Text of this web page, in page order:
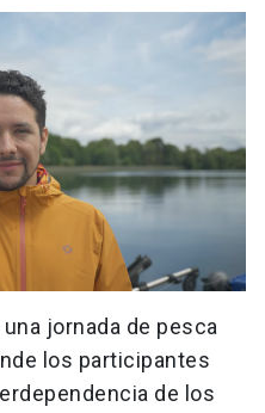
jornada de pesca
los participantes
de los